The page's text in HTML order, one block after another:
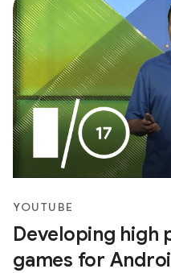
YOUTUBE
Developing high
games for